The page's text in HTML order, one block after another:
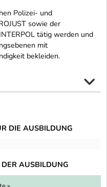
Polizei- und
sowie der
tätig werden und
mit
bekleiden.
DIE AUSBILDUNG
AUSBILDUNG